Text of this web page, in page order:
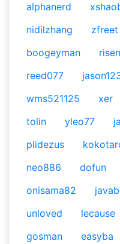
alphanerd
nidilzhang
zfreet
boogeyman
reed077
wms521125
xer
tolin
yleo77
plidezus
neo886
dofun
onisama82
unloved
lecause
gosman
easyba